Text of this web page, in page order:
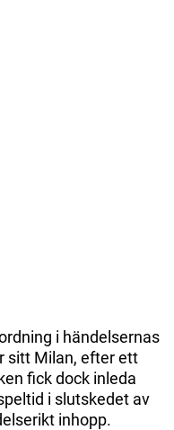
i händelsernas
sitt Milan, efter ett
fick dock inleda
i slutskedet av
inhopp.